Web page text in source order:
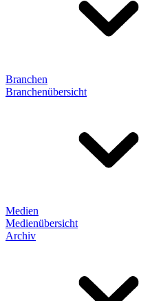
Branchen
Branchenübersicht
Medien
Medienübersicht
Archiv